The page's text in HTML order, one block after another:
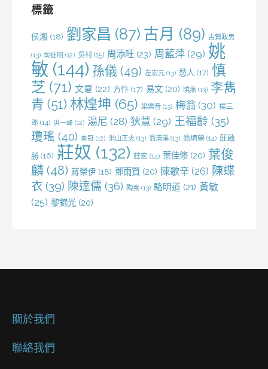
標籤
侯湘 (18) 劉家昌 (87) 古月 (89) 古賀政男
(13) 司徒明 (12) 吳村 (15) 周添旺 (23) 周藍萍 (29) 姚
敏 (144) 孫儀 (49) 左宏元 (13) 愁人 (17) 慎
芝 (71) 文夏 (22) 方忭 (17) 易文 (20) 曉燕 (13) 李雋
青 (51) 林煌坤 (65) 梁樂音 (13) 梅翁 (30) 楊三
郎 (14) 洪一峰 (12) 湯尼 (28) 狄薏 (29) 王福齡 (35)
瓊瑤 (40) 秦冠 (12) 米山正夫 (13) 翁清溪 (13) 翁炳榮 (14) 莊啟
勝 (16) 莊奴 (132) 莊宏 (14) 葉佳修 (20) 葉俊
麟 (48) 蔣榮伊 (18) 鄧雨賢 (20) 陳歌辛 (26) 陳蝶
衣 (39) 陳達儒 (36) 陶秦 (13) 駱明道 (21) 黃敏
(25) 黎錦光 (20)
關於我們
聯絡我們